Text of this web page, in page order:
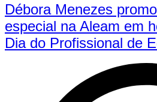
Débora Menezes
especial na Aleam em
Dia do Profissional de